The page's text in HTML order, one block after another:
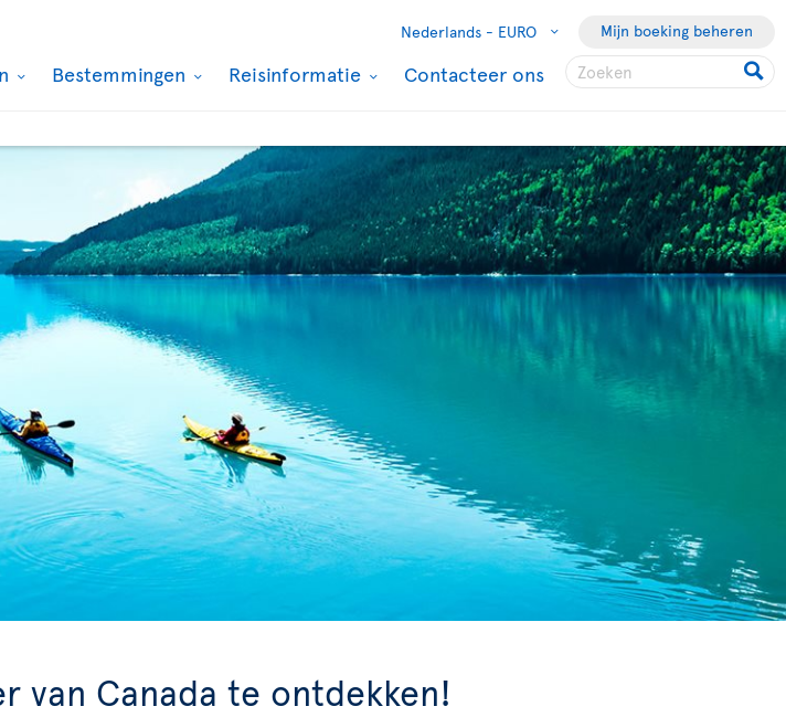
Nederlands - EURO Mijn boeking beheren
Bestemmingen Reisinformatie Contacteer ons
van Canada te ontdekken!